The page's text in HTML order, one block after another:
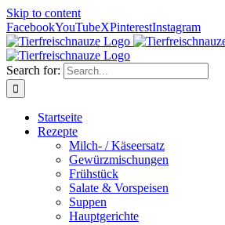
Skip to content
FacebookYouTubeXPinterestInstagram
Search for:
Startseite
Rezepte
Milch- / Käseersatz
Gewürzmischungen
Frühstück
Salate & Vorspeisen
Suppen
Hauptgerichte